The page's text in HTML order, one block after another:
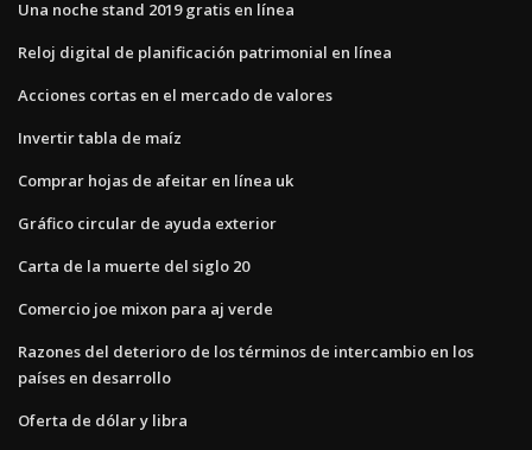
Una noche stand 2019 gratis en línea
Reloj digital de planificación patrimonial en línea
Acciones cortas en el mercado de valores
Invertir tabla de maíz
Comprar hojas de afeitar en línea uk
Gráfico circular de ayuda exterior
Carta de la muerte del siglo 20
Comercio joe mixon para aj verde
Razones del deterioro de los términos de intercambio en los
países en desarrollo
Oferta de dólar y libra